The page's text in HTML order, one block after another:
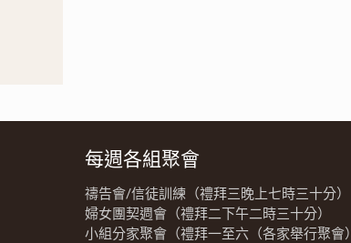
每週各組聚會
禱告會/信徒訓練（禮拜三晚上七時三十分）
婦女團契週會（禮拜二下午二時三十分）
小組分家聚會（禮拜一至六（各家舉行聚會）